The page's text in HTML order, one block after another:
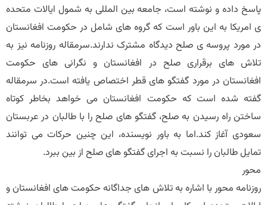
پاسخ داده و نوشته است، جامعه بین المللی به شمول ایالات متحده
ی امریکا به این باور است که گروه های شامل در حکومت افغانستان
در مورد پروسه ی صلح دیدگاه مشترک ندارند.سرمقاله روزنامه نیز به
تلاش های برقراری صلح در افغانستان و نگرانی های حکومت
افغانستان در مورد گفتگو های قطر اختصاص یافته است.در سرمقاله
گفته شده است که حکومت افغانستان می خواهد بخاطر کوتاه
ساختن راه رسیدن به صلح، گفتگو های صلح را با طالبان در عربستان
سعودی آغاز کند.اما به باور نویسنده، این چنین حرکات می توانند
تمایل طالبان را نسبت به اجرای گفتگو های صلح از بین ببرد.
محور
روزنامه محور با اشاره به تلاش های جداگانه حکومت های افغانستان و